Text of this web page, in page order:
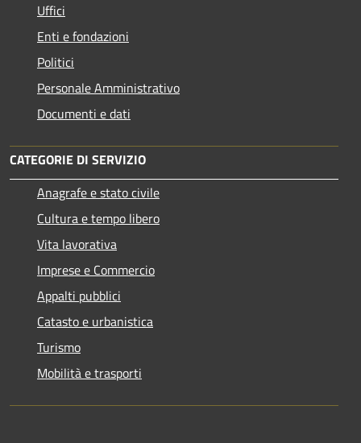
Uffici
Enti e fondazioni
Politici
Personale Amministrativo
Documenti e dati
CATEGORIE DI SERVIZIO
Anagrafe e stato civile
Cultura e tempo libero
Vita lavorativa
Imprese e Commercio
Appalti pubblici
Catasto e urbanistica
Turismo
Mobilità e trasporti